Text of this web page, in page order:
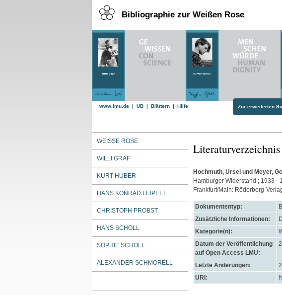
Bibliographie zur Weißen Rose
www.lmu.de| UB| Blättern| Hilfe Zur erweiterten
WEISSE ROSE
WILLI GRAF
KURT HUBER
HANS KONRAD LEIPELT
CHRISTOPH PROBST
HANS SCHOLL
SOPHIE SCHOLL
ALEXANDER SCHMORELL
Literaturverzeichnis
Hochmuth, Ursel und Meyer,
Hamburger Widerstand ; 1933 -
Frankfurt/Main: Röderberg-
Dokumententyp:
Zusätzliche Informationen:
Kategorie(n):
Datum der Veröffentlichung
auf Open Access LMU:
Letzte Änderungen:
URI: